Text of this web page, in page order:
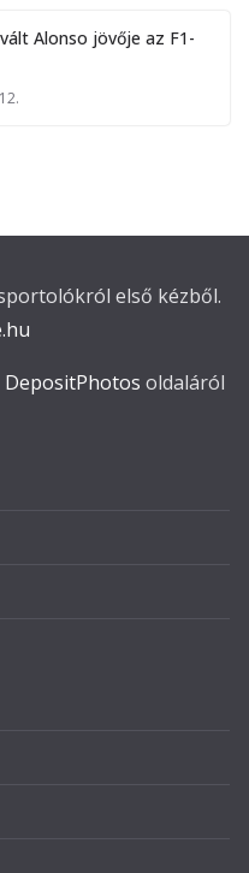
Alonso jövője az F1-
első kézből.
DepositPhotos oldaláról